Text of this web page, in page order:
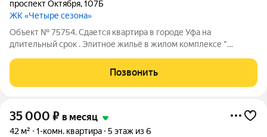
проспект Октября,107Б
ЖК «Четыре сезона»
Объект № 75754. Сдается квартира в городе Уфа на
длительный срок . Элитное жильё в жилом комплексе "
необходимой инфраструктурой сдаётся для комфортного
длительного проживания. Подробности по
Позвонить
35 000 ₽ в месяц
42 м² 1-комн. квартира 5 этаж из 6